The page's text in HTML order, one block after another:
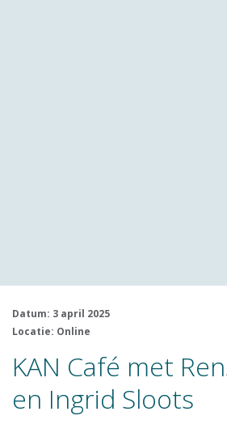
Datum: 3 april 2025
Locatie: Online
KAN Café met
en Ingrid Sloots